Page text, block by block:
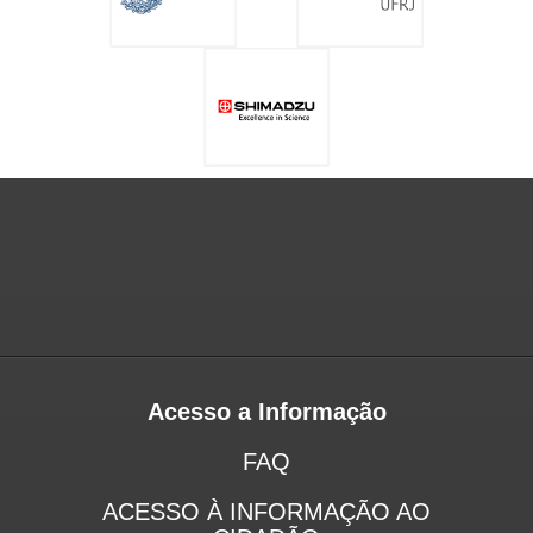
Acesso a Informação
FAQ
ACESSO À INFORMAÇÃO AO